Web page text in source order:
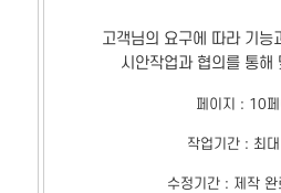
고객님의 요구에 따라 기능
시안작업과 협의를 통해
페이지 : 10페
작업기간 : 최
수정기간 : 제작